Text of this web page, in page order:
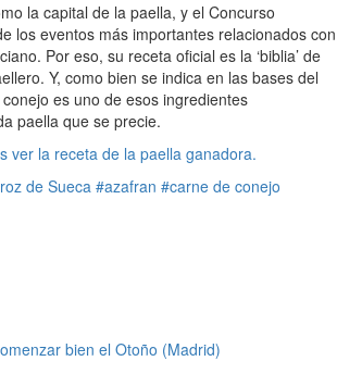
la capital de la paella, y el Concurso
los eventos más importantes relacionados con
Por eso, su receta oficial es la ‘biblia’ de
Y, como bien se indica en las bases del
es uno de esos ingredientes
paella que se precie.
ver la receta de la paella ganadora.
de Sueca #azafran #carne de conejo
bien el Otoño (Madrid)